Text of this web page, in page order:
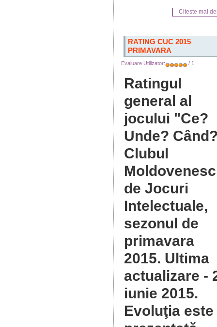
Citeste mai
RATING CUC 2015
PRIMAVARA
Evaluare Utilizator: / 1
Ratingul
general al
jocului "Ce?
Unde?
Clubul
Moldovenesc
de Jocuri
Intelectuale,
sezonul de
primavara
2015. Ultima
actualizare -
iunie 2015.
Evoluţia este